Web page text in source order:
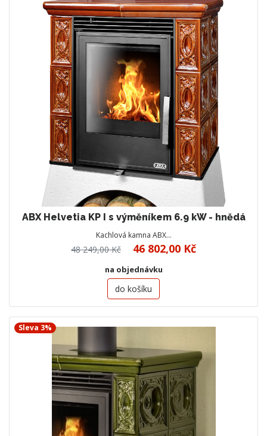
ABX Helvetia KP I s výměníkem 6.9 kW - hnědá
Kachlová kamna ABX…
48 249,00 Kč 46 802,00 Kč
na objednávku
do košíku
Sleva 3%